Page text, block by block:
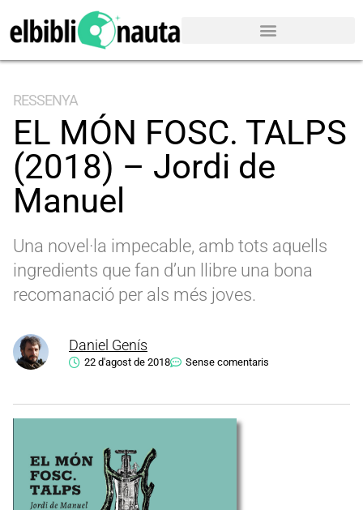
RESSENYA
EL MÓN FOSC. TALPS
(2018) – Jordi de
Manuel
Una novel·la impecable, amb tots aquells
ingredients que fan d’un llibre una bona
recomanació per als més joves.
Daniel Genís
22 d'agost de 2018 Sense comentaris